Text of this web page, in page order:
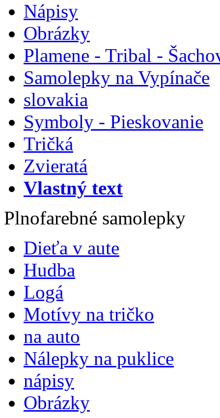
Nápisy
Obrázky
Plamene - Tribal -
Samolepky na Vypínače
slovakia
Symboly - Pieskovanie
Tričká
Zvieratá
Vlastný text
Plnofarebné samolepky
Dieťa v aute
Hudba
Logá
Motívy na tričko
na auto
Nálepky na puklice
nápisy
Obrázky